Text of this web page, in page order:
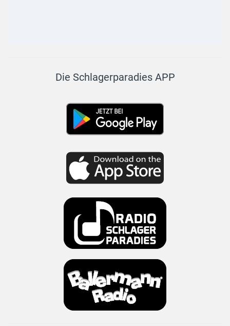
Die Schlagerparadies APP